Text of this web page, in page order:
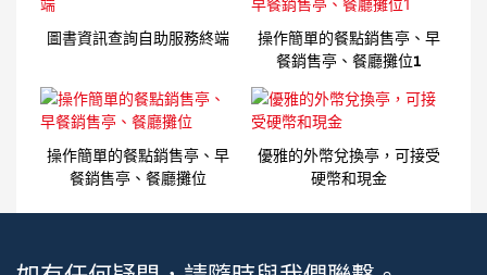
圖書資訊查詢自助服務終端
操作簡單的餐點銷售亭、早
餐銷售亭、餐廳攤位1
操作簡單的餐點銷售亭、早
餐銷售亭、餐廳攤位
優雅的外幣兌換亭，可接受
硬幣和現金